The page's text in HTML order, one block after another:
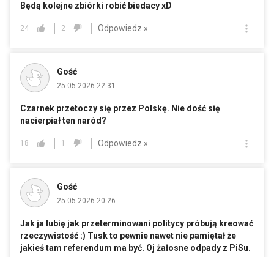
Będą kolejne zbiórki robić biedacy xD
24 2 Odpowiedz »
Gość
25.05.2026 22:31
Czarnek przetoczy się przez Polskę. Nie dość się
nacierpiał ten naród?
18 1 Odpowiedz »
Gość
25.05.2026 20:26
Jak ja lubię jak przeterminowani politycy próbują kreować
rzeczywistość :) Tusk to pewnie nawet nie pamiętał że
jakieś tam referendum ma być. Oj żałosne odpady z PiSu.